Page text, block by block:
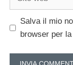
Salva il mio
browser per